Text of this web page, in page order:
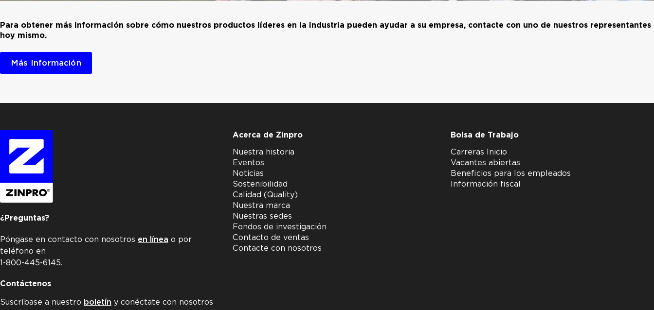
Para obtener más información sobre cómo nuestros productos líderes en la industria pueden ayudar a su empresa, contacte con uno de nuestros representantes
hoy mismo.
Más Información
¿Preguntas?
Póngase en contacto con nosotros en línea o por
teléfono en
1-800-445-6145.
Contáctenos
Suscríbase a nuestro boletín y conéctate con nosotros
Acerca de Zinpro
Nuestra historia
Eventos
Noticias
Sostenibilidad
Calidad (Quality)
Nuestra marca
Nuestras sedes
Fondos de investigación
Contacto de ventas
Contacte con nosotros
Bolsa de Trabajo
Carreras Inicio
Vacantes abiertas
Beneficios para los empleados
Información fiscal